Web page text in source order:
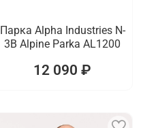
Парка Alpha Industries N-
3B Alpine Parka AL1200
12 090 ₽